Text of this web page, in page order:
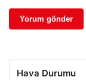
Hava Durumu